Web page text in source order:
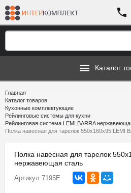
Каталог
Главная
Каталог товаров
Кухонные комплектующие
Рейлинговые системы для кухни
Рейлинговая система LEMI BARRA
Полка навесная для тарелок 550х160х95 LEMI
Полка навесная для тарелок
нержавеющая сталь
Артикул 7195E